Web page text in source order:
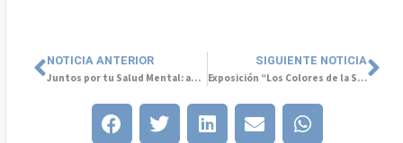
NOTICIA ANTERIOR
Juntos por tu Salud Mental: apoyo gratuito para afectados por los incendios en Biobío y Ñuble
SIGUIENTE NOTICIA
Exposición “Los Colores de la Salud Mental” en Colombia